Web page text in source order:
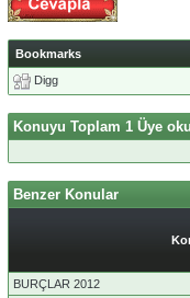
Bookmarks
Digg
Konuyu Toplam 1 Üye
Benzer Konular
BURÇLAR 2012